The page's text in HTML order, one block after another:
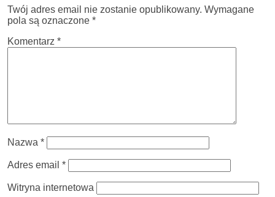
Twój adres email nie zostanie opublikowany. Wymagane
pola są oznaczone *
Komentarz *
Nazwa *
Adres email *
Witryna internetowa